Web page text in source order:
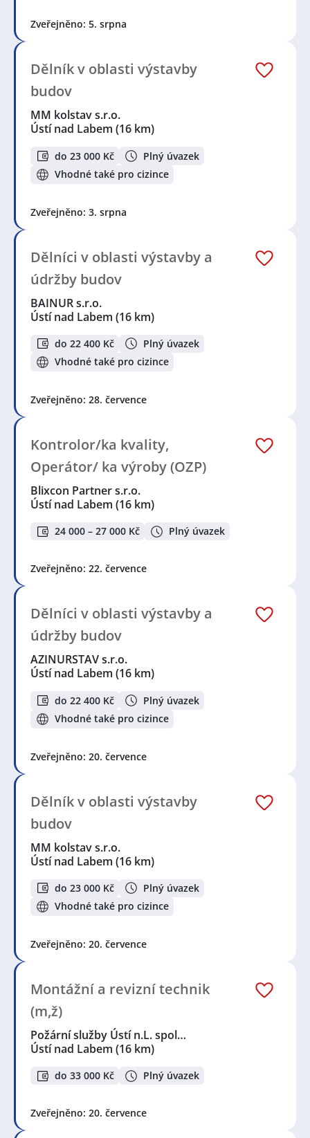
Zveřejněno: 5. srpna
Dělník v oblasti výstavby
budov
MM kolstav s.r.o.
Ústí nad Labem (16 km)
do 23 000 Kč
Plný úvazek
Vhodné také pro cizince
Zveřejněno: 3. srpna
Dělníci v oblasti výstavby a
údržby budov
BAINUR s.r.o.
Ústí nad Labem (16 km)
do 22 400 Kč
Plný úvazek
Vhodné také pro cizince
Zveřejněno: 28. července
Kontrolor/ka kvality,
Operátor/ ka výroby (OZP)
Blixcon Partner s.r.o.
Ústí nad Labem (16 km)
24 000 – 27 000 Kč Plný úvazek
Zveřejněno: 22. července
Dělníci v oblasti výstavby a
údržby budov
AZINURSTAV s.r.o.
Ústí nad Labem (16 km)
do 22 400 Kč
Plný úvazek
Vhodné také pro cizince
Zveřejněno: 20. července
Dělník v oblasti výstavby
budov
MM kolstav s.r.o.
Ústí nad Labem (16 km)
do 23 000 Kč
Plný úvazek
Vhodné také pro cizince
Zveřejněno: 20. července
Montážní a revizní technik
(m,ž)
Požární služby Ústí n.L. spol…
Ústí nad Labem (16 km)
do 33 000 Kč Plný úvazek
Zveřejněno: 20. července